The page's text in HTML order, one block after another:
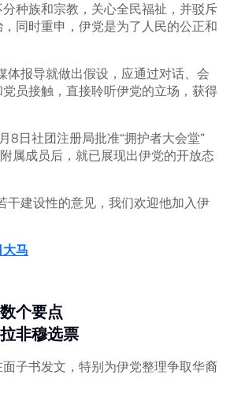
种族和宗教，关心全民福祉，并驳斥
同时重申，伊党是为了人民的公正和
体报导就做出假设，应通过对话、会
员接触，直接聆听伊党的立场，获得
8日社团注册局批准“拥护者大会堂”
附属成员后，就已展现出伊党的开放态
干建设性的意见，我们欢迎他加入伊
大马
个要点
非穆选票
子书发文，特别为伊党整理争取华裔